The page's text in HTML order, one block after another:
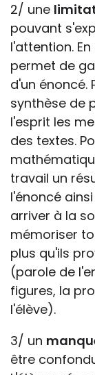
2/ une
pouvant
l'attention.
permet de
d'un énoncé.
synthèse de
l'esprit les
des textes.
travail un
l'énoncé
arriver à la
mémoriser
plus qu'ils
(parole de
figures, la
l'élève).
3/ un
être